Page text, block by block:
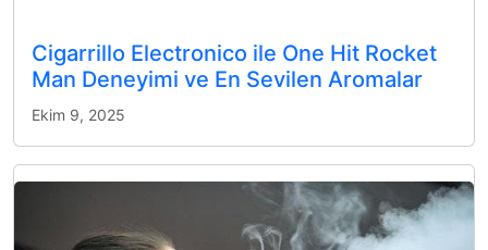
Cigarrillo Electronico ile One Hit Rocket
Man Deneyimi ve En Sevilen Aromalar
Ekim 9, 2025